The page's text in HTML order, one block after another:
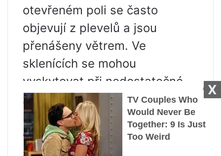
X
otevřeném poli se často
objevují z plevelů a jsou
přenášeny větrem. Ve
sklenících se mohou
vyskytovat při nedostatečné
zálivce a nízké vlhkosti.
První znaky
Onemocnění začíná
skutečností, že na spodní části